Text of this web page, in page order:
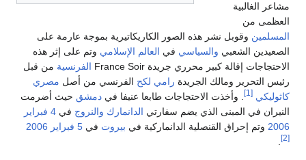
مشاعر الغالبية
العظمى من
المسلمين وقوبل نشر هذه الصور الكاريكاتيرية بموجة عارمة على
الصعيدين الشعبي والسياسي في العالم الإسلامي وتم على إثر هذه
الاحتجاجات إقالة كبير محرري جريدة France Soir
الفرنسية من قبل
رئيس التحرير ومالك الجريدة رامي لكح الفرنسي من أصل مصري
كاثوليكي [1] . وأخذت الاحتجاجات طابعا عنيفا في دمشق حيث أضرمت
النيران في المبنى الذي يضم سفارتي الدانمارك والنروج في 4 فبراير
2006 وتم إحراق القنصلية الدانماركية في بيروت في 5 فبراير 2006
[2]